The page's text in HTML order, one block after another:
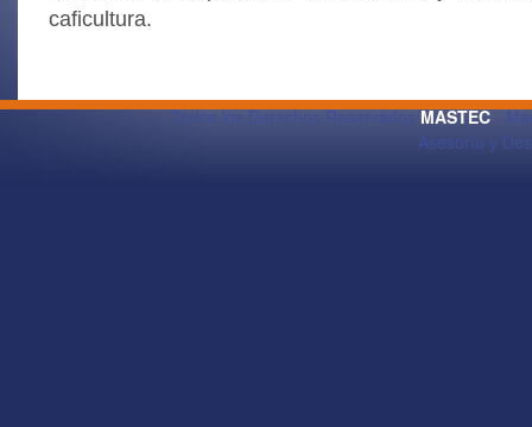
caficultura.
Todos los Derechos ReservadosMASTEC-
Asesoría y